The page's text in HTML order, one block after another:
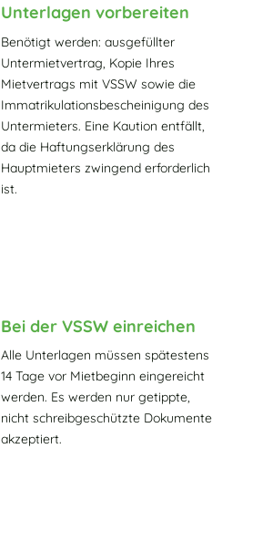
Unterlagen vorbereiten
Benötigt werden: ausgefüllter
Untermietvertrag, Kopie Ihres
Mietvertrags mit VSSW sowie die
Immatrikulationsbescheinigung des
Untermieters. Eine Kaution entfällt,
da die Haftungserklärung des
Hauptmieters zwingend erforderlich
ist.
Bei der VSSW einreichen
Alle Unterlagen müssen spätestens
14 Tage vor Mietbeginn eingereicht
werden. Es werden nur getippte,
nicht schreibgeschützte Dokumente
akzeptiert.